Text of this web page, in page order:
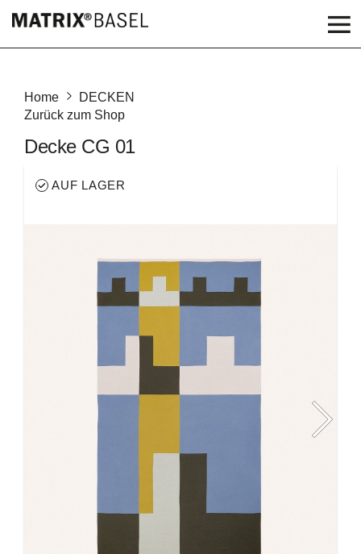
Home
DECKEN
Zurück zum Shop
Decke CG 01
AUF LAGER